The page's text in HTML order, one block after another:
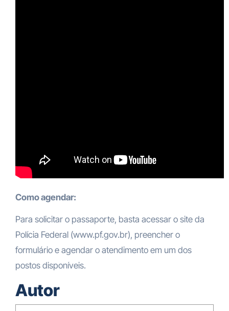
Como agendar:
Para solicitar o passaporte, basta acessar o site da
Polícia Federal (www.pf.gov.br), preencher o
formulário e agendar o atendimento em um dos
postos disponíveis.
Autor